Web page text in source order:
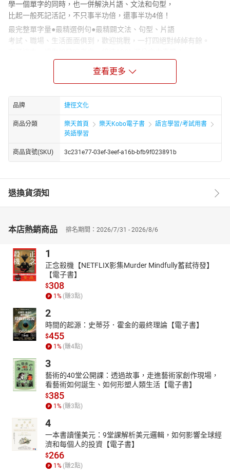
學一個單字的同時，也一併解決片語、文法和句型，
比起一般死記活記，不只事半功倍，還事半功4倍！
最完整單字量●最精選例句●最精闢文法、句型、片語
考試、職場、生活面面俱到，歡迎挑戰，一打四絕對綽綽有餘。
．這是一本「最有同理心」的書！地表最強名師，完全了解學
力，懶鬼都能上手！
．這是一本「最隨心所欲」的書！外師親錄MP3，隨時隨地想
聽就聽沒壓力！
大考中心指定單字範圍，從國中小到高中大學必備單字，這本
書通通有！
在這個講求語言能力的時代，你是否和很多人一樣，從小到大
進階，讀者可以從這本書直接翻到自己的Level，該學的單字通通
有，以前學的英文不再全部還給學校老師。
背單字只看中譯解釋嗎？小心你浪費了大量寶貴時間在無意義
「open」也是「打開」的意思，但我們一般不說「open the air
conditioner」，而是用「turn on」，如果用錯了，可能會讓人誤會
你是真的要把冷氣拆開來看。這本書針對書中單字，清楚講解基本
的文法觀念，讓你邊背單字，邊學文法，輕輕鬆鬆達到事半功倍的
打破「背多分」的學習模式，跟著單字一起學好片語！
常常看到許多片語，卻一時想不起來到底是什麼意思嗎？相信
大家都知道「bed」是床的意思，那麼「bed down」是什麼意思
呢？試著用理解推敲的方式想片語，bed down其實就是「睡覺」的
意思！這本書幫你在單字中列出基礎必學的片語，附上清楚易懂的
解說，讓你記單字，學片語，花一樣的時間，獲得雙倍的效果，真
是一舉兩得！
努力學習單字的同時，別忘了直接運用到句型中！
是怎麼組合起來的？」其實所有句子都是由單字組成的，這本書幫
你列出延伸例句，讓你將學習的單字與片語直接運用到句子中，不
但提升文法能力，英文寫作也同步加分！
【作者簡介】
查看更多
品牌 捷徑文化
商品分類 樂天首頁 樂天Kobo電子書
語言學習/考試用書
英語學習
商品貨號(SKU) 3c231e77-03ef-3eef-a16b-bfb9f023891b
退換貨須知
本店熱銷商品 排名期間：2026/7/31 - 2026/8/6
1
正念殺機【NETFLIX影集Murder Mindfully蓄弒待發】
【電子書】
$308
1 % (賺3點)
2
時間的起源：史蒂芬．霍金的最終理論【電子書】
$455
1 % (賺4點)
3
藝術的40堂公開課：透過故事，走進藝術家創作現場，
看藝術如何誕生、如何形塑人類生活【電子書】
$385
1 % (賺3點)
4
一本書讀懂美元：9堂課解析美元邏輯，如何影響全球經
濟和每個人的投資【電子書】
$266
1 % (賺2點)